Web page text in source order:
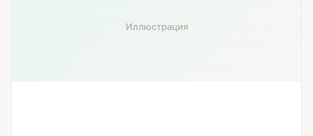
Иллюстрация